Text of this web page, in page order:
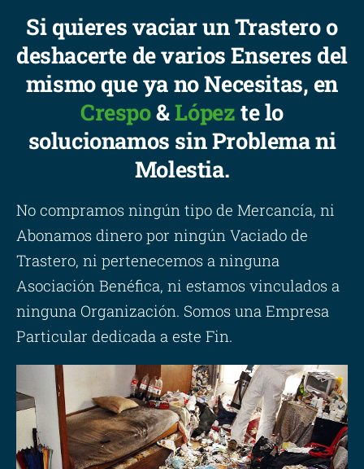
Si quieres vaciar un Trastero o
deshacerte de varios Enseres del
mismo que ya no Necesitas, en
Crespo&Lópezte lo
solucionamos sin Problema ni
Molestia.
No compramos ningún tipo de Mercancía, ni
Abonamos dinero por ningún Vaciado de
Trastero, ni pertenecemos a ninguna
Asociación Benéfica, ni estamos vinculados a
ninguna Organización. Somos una Empresa
Particular dedicada a este Fin.